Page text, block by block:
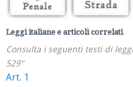
Leggi italiane e articoli correlati
Consulta i seguenti testi di
529"
Art. 1